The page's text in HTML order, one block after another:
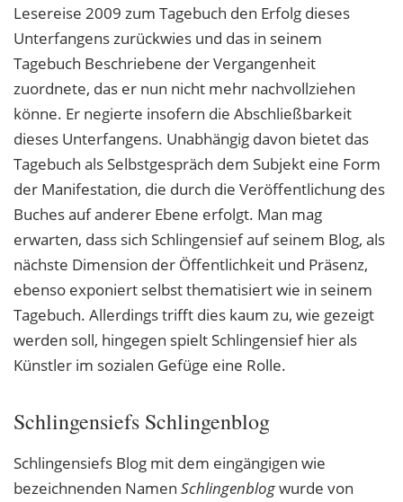
Lesereise 2009 zum Tagebuch den Erfolg dieses
Unterfangens zurückwies und das in seinem
Tagebuch Beschriebene der Vergangenheit
zuordnete, das er nun nicht mehr nachvollziehen
könne. Er negierte insofern die Abschließbarkeit
dieses Unterfangens. Unabhängig davon bietet das
Tagebuch als Selbstgespräch dem Subjekt eine Form
der Manifestation, die durch die Veröffentlichung des
Buches auf anderer Ebene erfolgt. Man mag
erwarten, dass sich Schlingensief auf seinem Blog, als
nächste Dimension der Öffentlichkeit und Präsenz,
ebenso exponiert selbst thematisiert wie in seinem
Tagebuch. Allerdings trifft dies kaum zu, wie gezeigt
werden soll, hingegen spielt Schlingensief hier als
Künstler im sozialen Gefüge eine Rolle.
Schlingensiefs Schlingenblog
Schlingensiefs Blog mit dem eingängigen wie
bezeichnenden Namen Schlingenblogwurde von